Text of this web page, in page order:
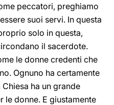
peccatori, preghiamo
suoi servi. In questa
solo in questa,
il sacerdote.
le donne credenti che
Ognuno ha certamente
ha un grande
donne. E giustamente